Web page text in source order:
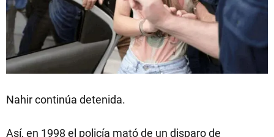
Nahir continúa detenida.
Así, en 1998 el policía mató de un disparo de